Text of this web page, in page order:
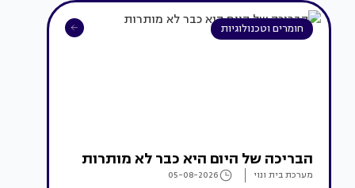
חומרים וטכנולוגיות
הבריכה של היום היא כבר לא מותרות
מערכת בית ונוי 05-08-2026